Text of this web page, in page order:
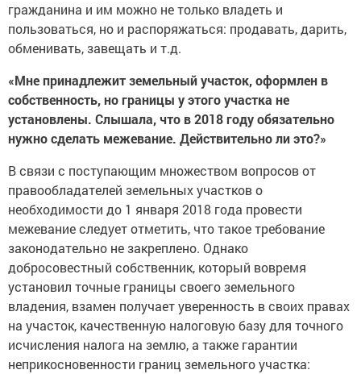
гражданина и им можно не только владеть и
пользоваться, но и распоряжаться: продавать, дарить,
обменивать, завещать и т.д.
«Мне принадлежит земельный участок, оформлен в
собственность, но границы у этого участка не
установлены. Слышала, что в 2018 году обязательно
нужно сделать межевание. Действительно ли это?»
В связи с поступающим множеством вопросов от
правообладателей земельных участков о
необходимости до 1 января 2018 года провести
межевание следует отметить, что такое требование
законодательно не закреплено. Однако
добросовестный собственник, который вовремя
установил точные границы своего земельного
владения, взамен получает уверенность в своих правах
на участок, качественную налоговую базу для точного
исчисления налога на землю, а также гарантии
неприкосновенности границ земельного участка: